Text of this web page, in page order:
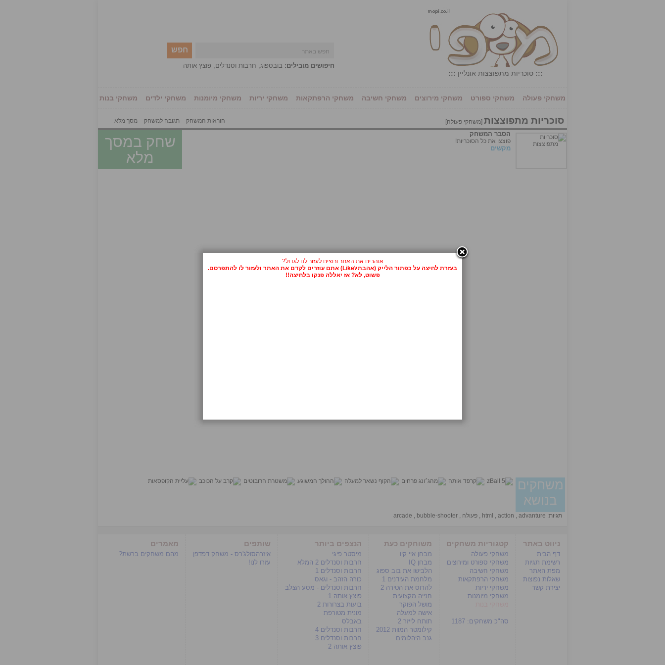
:::סוכריות מתפוצצות אונליין :::
חפש
חיפושים מובילים: בובספוג, חרבות וסנדלים, פוצץ אותה
משחקי פעולה משחקי ספורט משחקי מירוצים משחקי חשיבה משחקי הרפתקאות משחקי יריות משחקי מיומנות משחקי ילדים משחקי בנות
סוכריות מתפוצצות [משחקי פעולה] מסך מלא תגובה למשחק הוראות המשחק
הסבר המשחק
פוצצו את כל הסוכריות!
מקשים
שחק במסך
מלא
משחקים
בנושא
תגיות: html , action , advanture
, פעולה ,
arcade , bubble-shooter
ניווט באתר
דף הבית
רשימת תגיות
מפת האתר
שאלות נפוצות
יצירת קשר
קטגוריות משחקים
משחקי פעולה
משחקי ספורט ומירוצים
משחקי חשיבה
משחקי הרפתקאות
משחקי יריות
משחקי מיומנות
סה"כ משחקים: 1187
משוחקים כעת
מבחן איי קיו
מבחן IQ
הלבישו את בוב ספוג
מלחמת העידנים 1
להרוס את הטירה 2
חנייה מקצועית
מושל הפוקר
אישה למעלה
תותח לייזר 2
קילומטר המוות 2012
גנב היהלומים
הנצפים ביותר
מיסטר פיגי
חרבות וסנדלים 2 המלא
חרבות וסנדלים 1
כורה הזהב - וגאס
חרבות וסנדלים - מסע הצלב
פוצץ אותה 1
בועות בצרורות 2
מונית מטורפת
באבלס
חרבות וסנדלים 4
חרבות וסנדלים 3
פוצץ אותה 2
שותפים
איזרהסולג'רס - משחק דפדפן
עזרו לנו!
מאמרים
מהם משחקים ברשת?
אוהבים את האתר ורוצים לעזור לנו לגדול?
בעזרת לחיצה על כפתור הלייק (אהבתי\Like) אתם עוזרים לקדם את האתר ולעזור לו להתפרסם.
פשוט, לא? אז יאללה פנקו בלחיצה!!